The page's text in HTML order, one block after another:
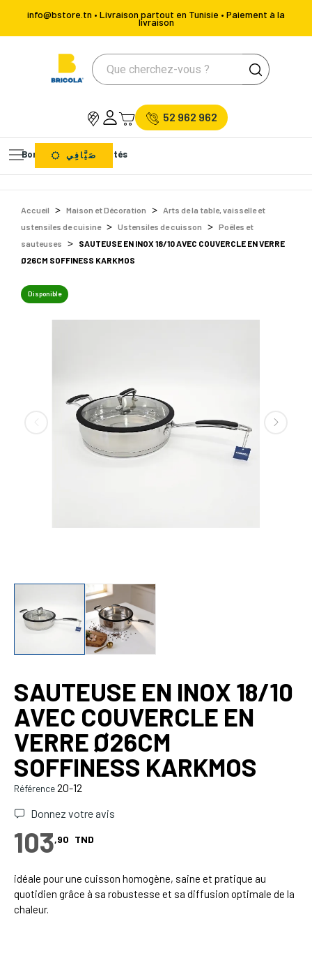
info@bstore.tn • Livraison partout en Tunisie • Paiement à la
livraison
52 962 962
Bons Plans Nouveautés
صَيَّافِي
Accueil Maison et Décoration
Arts de la table, vaisselle et
ustensiles de cuisine
Ustensiles de cuisson
Poêles et
sauteuses
SAUTEUSE EN INOX 18/10 AVEC COUVERCLE EN VERRE
Ø26CM SOFFINESS KARKMOS
Disponible
SAUTEUSE EN INOX 18/10
AVEC COUVERCLE EN
VERRE Ø26CM
SOFFINESS KARKMOS
Référence20-12
Donnez votre avis
103,90 TND
idéale pour une cuisson homogène, saine et pratique au
quotidien grâce à sa robustesse et sa diffusion optimale de la
chaleur.